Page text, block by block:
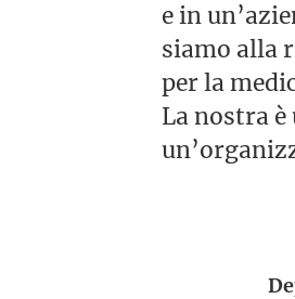
e in
siamo alla
per la
La nostra